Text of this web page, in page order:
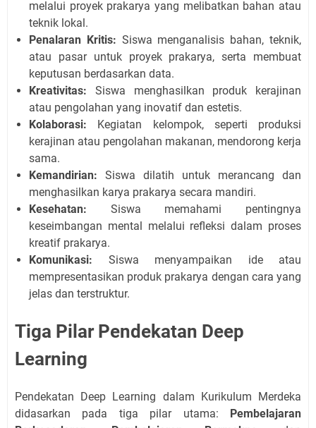
melalui proyek prakarya yang melibatkan bahan atau
teknik lokal.
Penalaran Kritis: Siswa menganalisis bahan, teknik,
atau pasar untuk proyek prakarya, serta membuat
keputusan berdasarkan data.
Kreativitas: Siswa menghasilkan produk kerajinan
atau pengolahan yang inovatif dan estetis.
Kolaborasi: Kegiatan kelompok, seperti produksi
kerajinan atau pengolahan makanan, mendorong kerja
sama.
Kemandirian: Siswa dilatih untuk merancang dan
menghasilkan karya prakarya secara mandiri.
Kesehatan: Siswa memahami pentingnya
keseimbangan mental melalui refleksi dalam proses
kreatif prakarya.
Komunikasi: Siswa menyampaikan ide atau
mempresentasikan produk prakarya dengan cara yang
jelas dan terstruktur.
Tiga Pilar Pendekatan Deep
Learning
Pendekatan Deep Learning dalam Kurikulum Merdeka
didasarkan pada tiga pilar utama:
Pembelajaran